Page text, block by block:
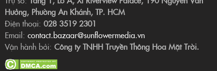
Hưởng, Phường An Khánh, TP. HCM
Điện thoại: 028 3519 2301
Email: contact.bazaar@sunflowermedia.vn
Vận hành bởi: Công ty TNHH Truyền Thông Hoa Mặt Trời.